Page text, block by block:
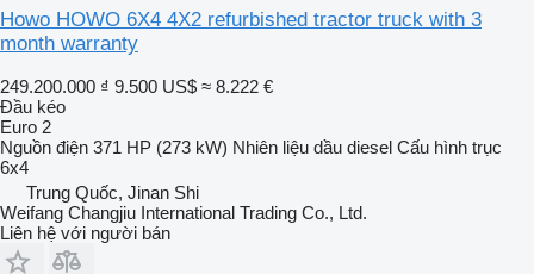
Howo HOWO 6X4 4X2 refurbished tractor truck with 3
month warranty
249.200.000 ₫ 9.500 US$ ≈ 8.222 €
Đầu kéo
Euro 2
Nguồn điện 371 HP (273 kW) Nhiên liệu dầu diesel Cấu hình trục
6x4
Trung Quốc, Jinan Shi
Weifang Changjiu International Trading Co., Ltd.
Liên hệ với người bán